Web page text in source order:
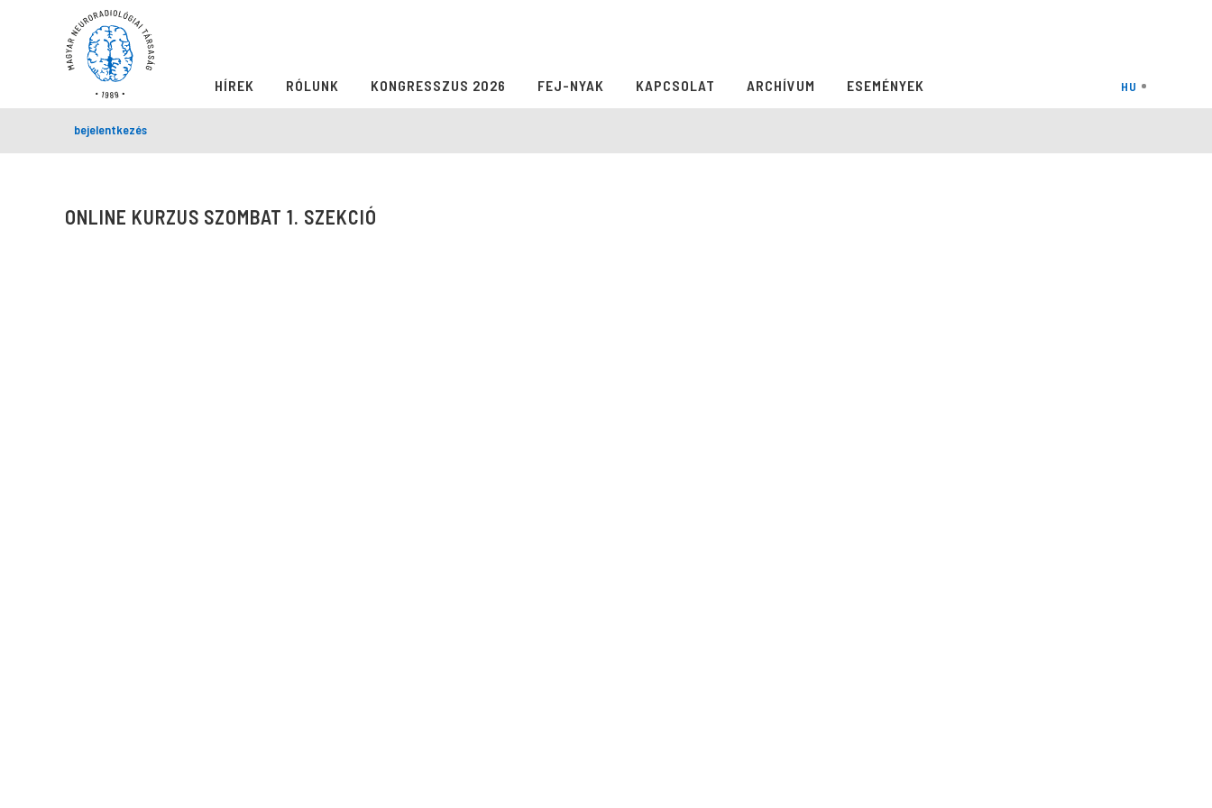
HÍREK RÓLUNK KONGRESSZUS 2026 FEJ-NYAK KAPCSOLAT ARCHÍVUM ESEMÉNYEK
bejelentkezés
ONLINE KURZUS SZOMBAT 1. SZEKCIÓ